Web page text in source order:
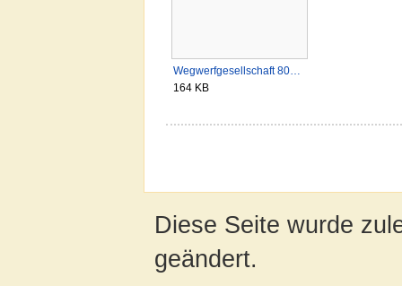
Wegwerfgesellschaft 80…
164 KB
Diese Seite wurde
geändert.